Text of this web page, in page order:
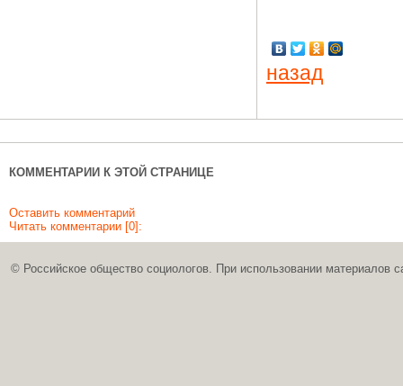
назад
КОММЕНТАРИИ К ЭТОЙ СТРАНИЦЕ
Оставить комментарий
Читать комментарии [0]:
© Российское общество социологов. При использовании материалов